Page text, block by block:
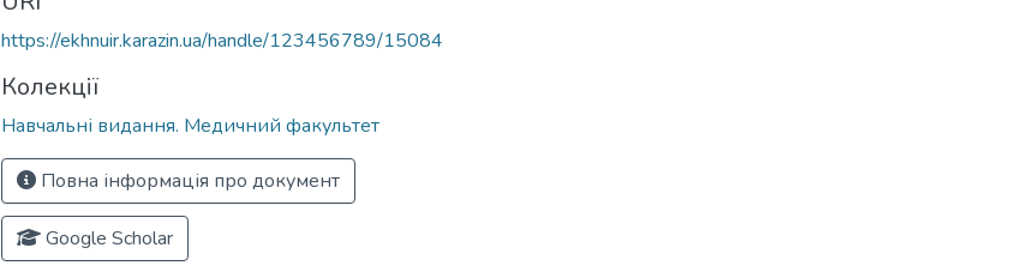
https://ekhnuir.karazin.ua/handle/123456789/15084
Колекції
Навчальні видання. Медичний факультет
Повна інформація про документ
Google Scholar